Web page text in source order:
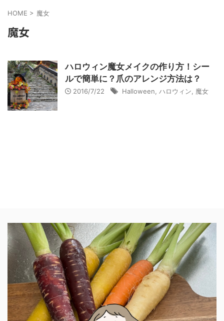
HOME > 魔女
魔女
ハロウィン魔女メイクの作り方！シー
ルで簡単に？爪のアレンジ方法は？
2016/7/22 Halloween ハロウィン 魔女